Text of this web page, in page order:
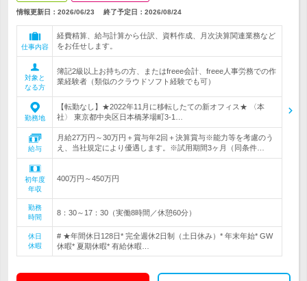
情報更新日：2026/06/23 終了予定日： 2026/08/24
仕事内容
経費精算、給与計算から仕訳、資料作成、月次決算関連業務など
をお任せします。
対象と
なる方
簿記2級以上お持ちの方、またはfreee会計、freee人事労務での作
業経験者（類似のクラウドソフト経験でも可）
勤務地
【転勤なし】★2022年11月に移転したての新オフィス★ 〈本
社〉 東京都中央区日本橋茅場町3-1…
給与
月給27万円～30万円＋賞与年2回＋決算賞与※能力等を考慮のう
え、当社規定により優遇します。※試用期間3ヶ月（同条件…
初年度
年収
400万円～450万円
勤務
時間
8：30～17：30（実働8時間／休憩60分）
休日
休暇
# ★年間休日128日* 完全週休2日制（土日休み）* 年末年始* GW
休暇* 夏期休暇* 有給休暇…